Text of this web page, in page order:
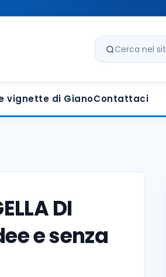
Cerca nel sito
vignette di GianoContattaci
DI
e senza